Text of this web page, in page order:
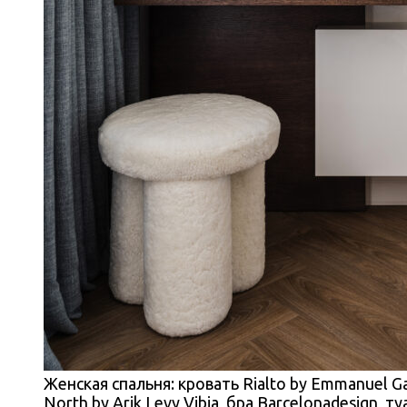
Женская спальня: кровать Rialto by Emmanuel
North by Arik Levy Vibia, бра Barcelonadesign,